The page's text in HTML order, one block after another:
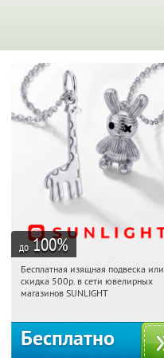
до 100%
16:50:46 Получили:
Россия
Бесплатная изящная подвеска или
скидка 500р. в сети ювелирных
магазинов SUNLIGHT
Бесплатно